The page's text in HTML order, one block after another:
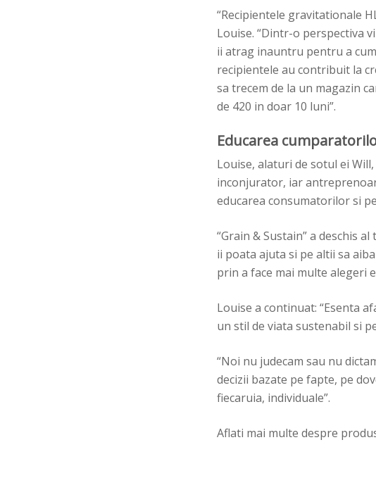
“Recipientele gravitationale
Louise. “Dintr-o perspectiva
ii atrag inauntru pentru a
recipientele au contribuit la
sa trecem de la un magazin
de 420 in doar 10 luni”.
Educarea
Louise, alaturi de sotul ei
inconjurator, iar
educarea consumatorilor si
“Grain & Sustain” a deschis
ii poata ajuta si pe altii sa
prin a face mai multe alegeri
Louise a continuat: “Esenta
un stil de viata sustenabil si
“Noi nu judecam sau nu
decizii bazate pe fapte, pe
fiecaruia, individuale”.
Aflati mai multe despre